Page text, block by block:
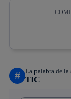
# La palabra de la
TIC